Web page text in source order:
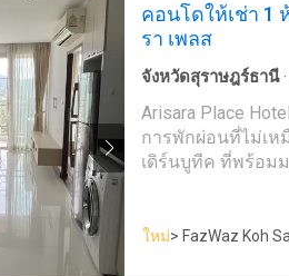
ชาติสมุย ให้มุ่งหน้า
ขับไปประมาณ 800
ประมาณ 700 เม
2.25 กิโลเมตร ก่
ประมาณ 2.8 กิโลเ
ประมาณ 40 เมตร
Grand Deluxe
Grand Deluxe
เมตร- Deluxe
Deluxe Corner
Grand Deluxe 2
เมตร- Grand
282 ตารางเมตร-
ห้องนอน ขนาด
104 ตารางเมตร-
เพนท์เฮ้าส์ ขนาด
บ่อผุด และยังสนุกไ
สำคัญ ไม่ว่าจะเป็น
หมู่บ้านชาวประมง
อำนวยความสะดว
เทนนิส สระว่ายน้ำ
บริการพิเศษซึ่งได้
คุณพร้อมเข้าอยู่ด้ว
Cosmopolitan ด้
ความสุขของคุณไ
Replay
คอนโดให้เช่า 1
รา เพลส
จังหวัดสุราษฎร์ธานี ·
ระเบียง
·ห้องครัวพร้
· ที่จอดรถ·เจ้าหน้า
ว่ายน้ำ
Arisara Place
การพักผ่อนที่ไม่เห
เดิร์นบูทีค ที่พร้อม
จะโดดเด่นสวยง
จัดสรรสิ่งอำนวยค
บริการในหลากห
ใหม่> FazWaz Koh